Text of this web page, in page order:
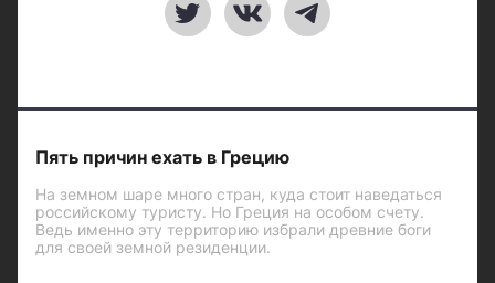
Пять причин ехать в Грецию
На земном шаре много стран, куда стоит наведаться
российскому туристу. Но Греция на особом счету.
Ведь именно эту территорию избрали древние боги
для своей земной резиденции.